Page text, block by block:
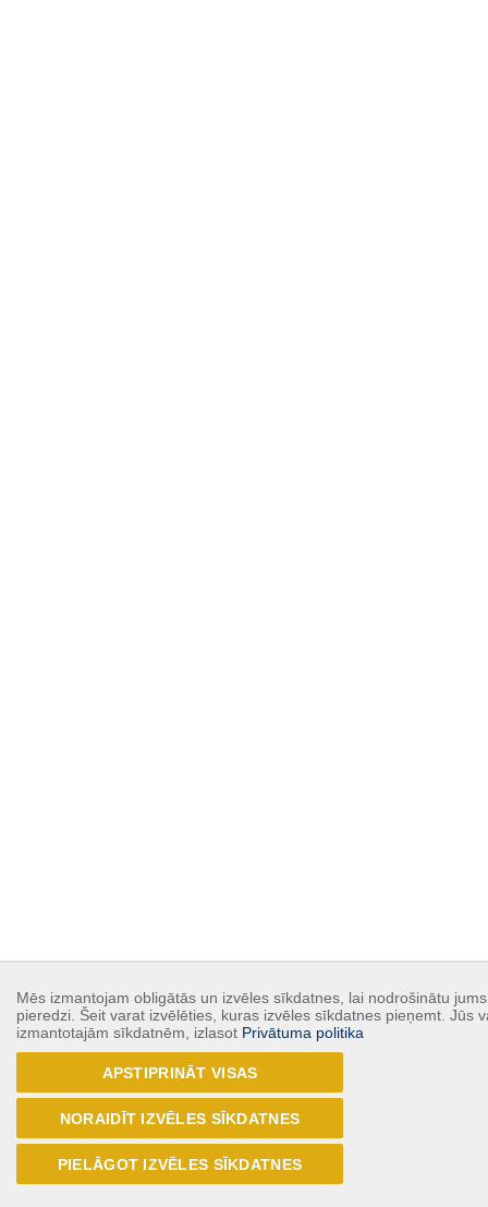
Mēs izmantojam obligātās un izvēles sīkdatnes, lai nodrošinātu
pieredzi. Šeit varat izvēlēties, kuras izvēles sīkdatnes pieņemt. Jūs
izmantotajām sīkdatnēm, izlasot Privātuma politika
APSTIPRINĀT VISAS
NORAIDĪT IZVĒLES SĪKDATNES
PIELĀGOT IZVĒLES SĪKDATNES